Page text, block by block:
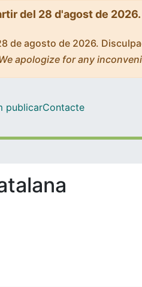
del 28 d'agost de
de agosto de 2026.
apologize for any
publicarContacte